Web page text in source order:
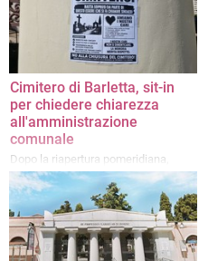
Cimitero di Barletta, sit-in
per chiedere chiarezza
all'amministrazione
comunale
Dopo la riapertura pomeridiana,
restano i quesiti dei partecipanti
all'esterno della struttura